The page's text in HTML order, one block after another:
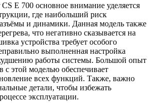
E 700 основное внимание уделяется
где наибольший риск
и динамики. Данная модель также
что негативно сказывается на
устройства требует особого
выполненная настройка
работы системы. Большой опыт
с этой моделью обеспечивает
всех функций. Также, важно
детали, чтобы избежать
эксплуатации.